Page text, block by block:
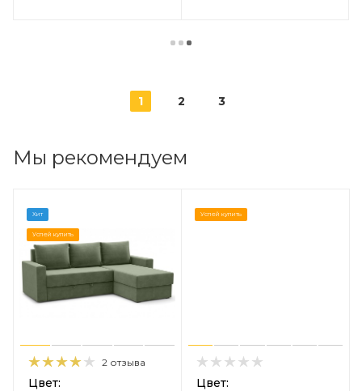
1 2 3
Мы рекомендуем
Хит
Успей купить
2 отзыва
Цвет:
Успей купить
Цвет: